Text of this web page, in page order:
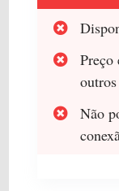
Preço
Não